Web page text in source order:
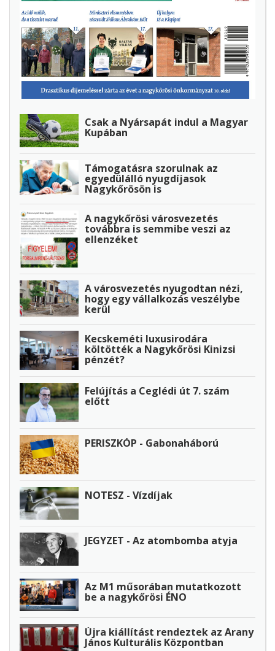
Csak a Nyársapát indul a Magyar
Kupában
Támogatásra szorulnak az
egyedülálló nyugdíjasok
Nagykőrösön is
A nagykőrösi városvezetés
továbbra is semmibe veszi az
ellenzéket
A városvezetés nyugodtan nézi,
hogy egy vállalkozás veszélybe
kerül
Kecskeméti luxusirodára
költötték a Nagykőrösi Kinizsi
pénzét?
Felújítás a Ceglédi út 7. szám
előtt
PERISZKÓP - Gabonaháború
NOTESZ - Vízdíjak
JEGYZET - Az atombomba atyja
Az M1 műsorában mutatkozott
be a nagykőrösi ÉNO
Újra kiállítást rendeztek az Arany
János Kulturális Központban